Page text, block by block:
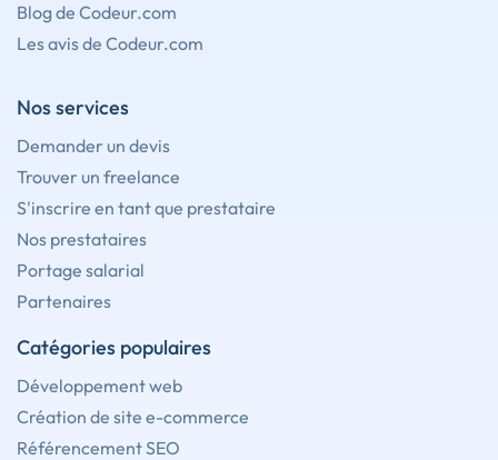
Blog de Codeur.com
Les avis de Codeur.com
Nos services
Demander un devis
Trouver un freelance
S'inscrire en tant que prestataire
Nos prestataires
Portage salarial
Partenaires
Catégories populaires
Développement web
Création de site e-commerce
Référencement SEO